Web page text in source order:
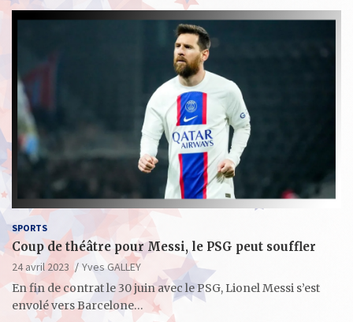
SPORTS
Coup de théâtre pour Messi, le PSG peut souffler
24 avril 2023
Yves GALLEY
En fin de contrat le 30 juin avec le PSG, Lionel Messi s’est
envolé vers Barcelone…